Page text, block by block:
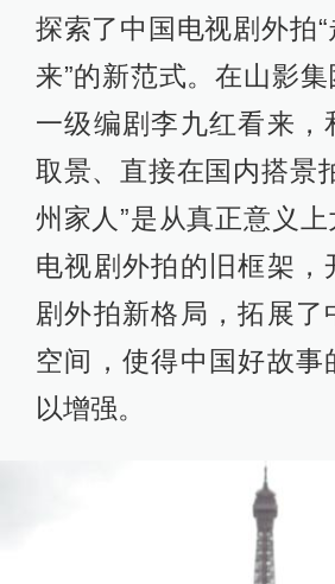
探索了中国电视剧外拍
来”的新范式。在山影
一级编剧李九红看来，
取景、直接在国内搭景
州家人”是从真正意义
电视剧外拍的旧框架，
剧外拍新格局，拓展了
空间，使得中国好故事
以增强。